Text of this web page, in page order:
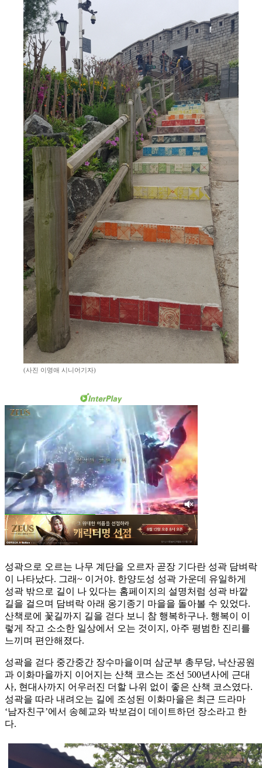
(사진 이명애 시니어기자)
성곽으로 오르는 나무 계단을 오르자 곧장 기다란 성곽 담벼락
이 나타났다. 그래~ 이거야. 한양도성 성곽 가운데 유일하게
성곽 밖으로 길이 나 있다는 홈페이지의 설명처럼 성곽 바깥
길을 걸으며 담벼락 아래 옹기종기 마을을 돌아볼 수 있었다.
산책로에 꽃길까지 길을 걷다 보니 참 행복하구나. 행복이 이
렇게 작고 소소한 일상에서 오는 것이지, 아주 평범한 진리를
느끼며 편안해졌다.
성곽을 걷다 중간중간 장수마을이며 삼군부 총무당, 낙산공원
과 이화마을까지 이어지는 산책 코스는 조선 500년사에 근대
사, 현대사까지 어우러진 더할 나위 없이 좋은 산책 코스였다.
성곽을 따라 내려오는 길에 조성된 이화마을은 최근 드라마
‘남자친구’에서 송혜교와 박보검이 데이트하던 장소라고 한
다.